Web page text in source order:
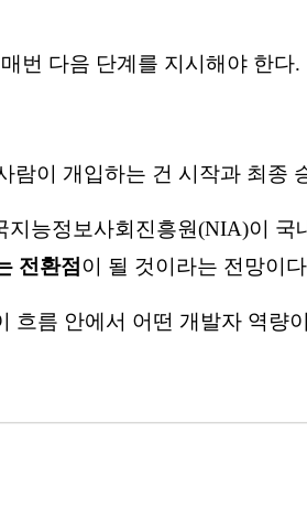
번 다음 단계를 지시해야 한다.
람이 개입하는 건 시작과 최종
능정보사회진흥원(NIA)이 국
전환점 이 될 것이라는 전망이
흐름 안에서 어떤 개발자 역량